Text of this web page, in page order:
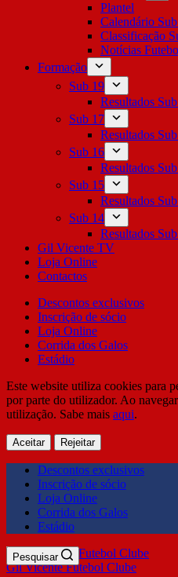
Plantel
Calendário
Classificação
Notícias
Formação
Sub 19
Resultados
Sub 17
Resultados
Sub 16
Resultados
Sub 15
Resultados
Sub 14
Resultados
Gil Vicente TV
Loja Online
Contactos
Descontos exclusivos
Inscrição de sócio
Loja Online
Corrida dos Galos
Estádio
Este website utiliza cookies para
por parte do utilizador. Ao
utilização. Sabe mais aqui.
Aceitar Rejeitar
Descontos exclusivos
Inscrição de sócio
Loja Online
Corrida dos Galos
Estádio
Gil Vicente Futebol Clube
Pesquisar